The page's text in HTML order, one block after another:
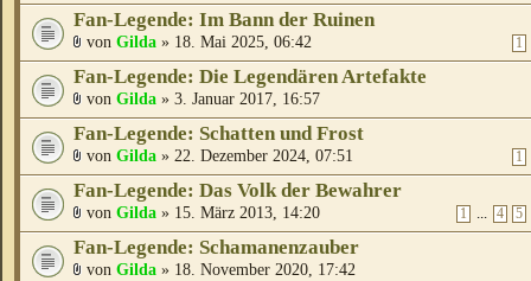
Fan-Legende: Im Bann der Ruinen
1
von Gilda » 18. Mai 2025, 06:42
Fan-Legende: Die Legendären Artefakte
von Gilda » 3. Januar 2017, 16:57
Fan-Legende: Schatten und Frost
1
von Gilda » 22. Dezember 2024, 07:51
Fan-Legende: Das Volk der Bewahrer
1 ... 4 5
von Gilda » 15. März 2013, 14:20
Fan-Legende: Schamanenzauber
von Gilda » 18. November 2020, 17:42